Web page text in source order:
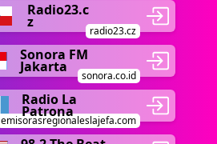
Radio23.c
z
radio23.cz
Sonora FM
Jakarta
sonora.co.id
Radio La
Patrona
emisorasregionaleslajefa.com